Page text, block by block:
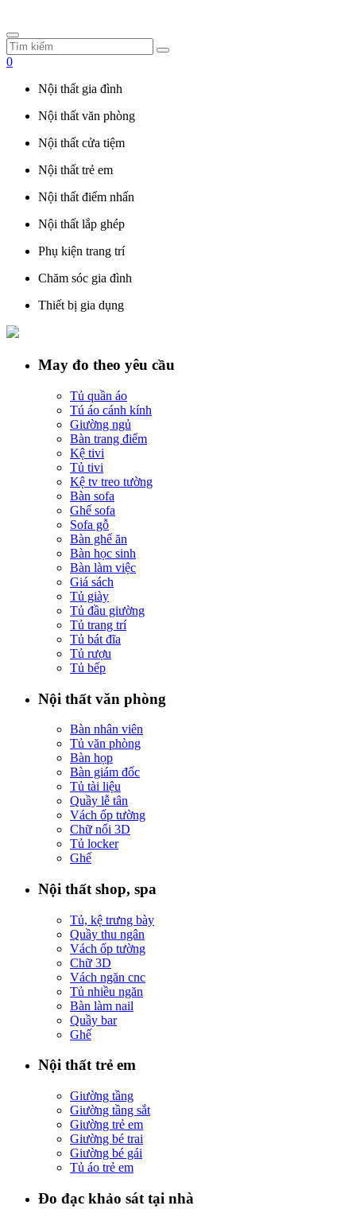
0
Nội thất gia đình
Nội thất văn phòng
Nội thất cửa tiệm
Nội thất trẻ em
Nội thất điểm nhấn
Nội thất lắp ghép
Phụ kiện trang trí
Chăm sóc gia đình
Thiết bị gia dụng
May đo theo yêu cầu
Tủ quần áo
Tú áo cánh kính
Giường ngủ
Bàn trang điểm
Kệ tivi
Tủ tivi
Kệ tv treo tường
Bàn sofa
Ghế sofa
Sofa gỗ
Bàn ghế ăn
Bàn học sinh
Bàn làm việc
Giá sách
Tủ giày
Tủ đầu giường
Tủ trang trí
Tủ bát đĩa
Tủ rượu
Tủ bếp
Nội thất văn phòng
Bàn nhân viên
Tủ văn phòng
Bàn họp
Bàn giám đốc
Tủ tài liệu
Quầy lễ tân
Vách ốp tường
Chữ nổi 3D
Tủ locker
Ghế
Nội thất shop, spa
Tủ, kệ trưng bày
Quầy thu ngân
Vách ốp tường
Chữ 3D
Vách ngăn cnc
Tủ nhiều ngăn
Bàn làm nail
Quầy bar
Ghế
Nội thất trẻ em
Giường tầng
Giường tầng sắt
Giường trẻ em
Giường bé trai
Giường bé gái
Tủ áo trẻ em
Đo đạc khảo sát tại nhà